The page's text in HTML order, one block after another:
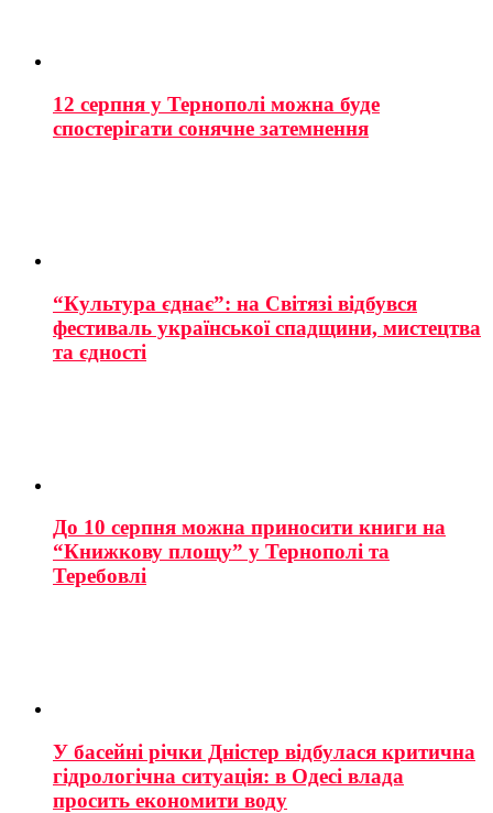
12 серпня у Тернополі можна буде
спостерігати сонячне затемнення
“Культура єднає”: на Світязі відбувся
фестиваль української спадщини, мистецтва
та єдності
До 10 серпня можна приносити книги на
“Книжкову площу” у Тернополі та
Теребовлі
У басейні річки Дністер відбулася критична
гідрологічна ситуація: в Одесі влада
просить економити воду